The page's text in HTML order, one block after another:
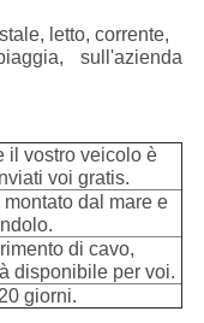
letto, corrente,
sull'azienda
il vostro veicolo è
voi gratis.
dal mare e
di cavo,
disponibile per voi.
giorni.